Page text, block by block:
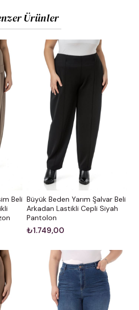
Ürünler
Beli Büyük Beden Yarım Şalvar Beli
Arkadan Lastikli Cepli Siyah
Pantolon
₺1.749,00